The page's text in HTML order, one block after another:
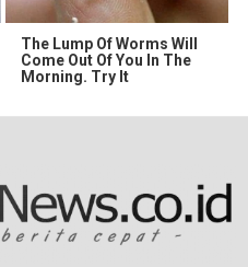
The Lump Of Worms Will
Come Out Of You In The
Morning. Try It